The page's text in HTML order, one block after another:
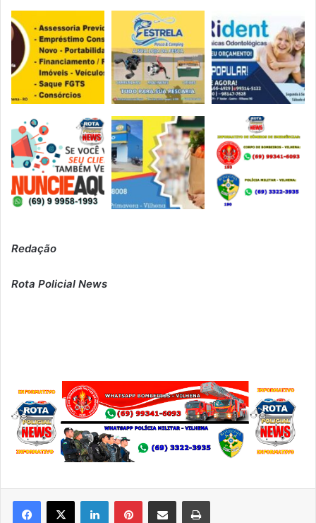
Redação
Rota Policial News